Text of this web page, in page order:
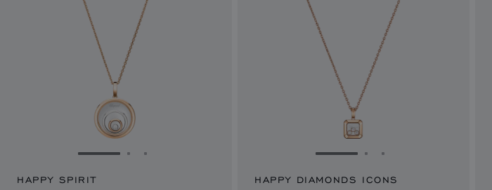
转到幻灯片 1转到幻灯片 2
转到幻灯片 3
HAPPY SPIRIT
转到幻灯片 1转到幻灯片 2
转到幻灯片 3
HAPPY DIAMONDS ICONS